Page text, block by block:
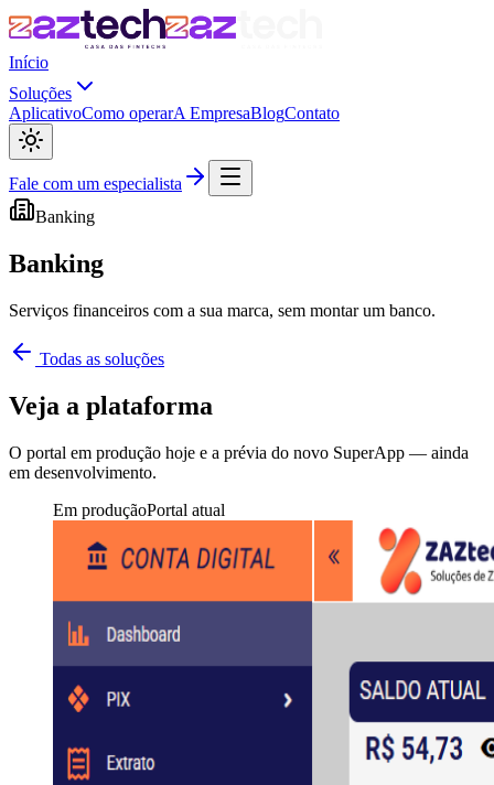
Início
Soluções
AplicativoComo operarA EmpresaBlogContato
Fale com um especialista
Banking
Banking
Serviços financeiros com a sua marca, sem montar um banco.
Todas as soluções
Veja a plataforma
O portal em produção hoje e a prévia do novo SuperApp — ainda
em desenvolvimento.
Em produçãoPortal atual